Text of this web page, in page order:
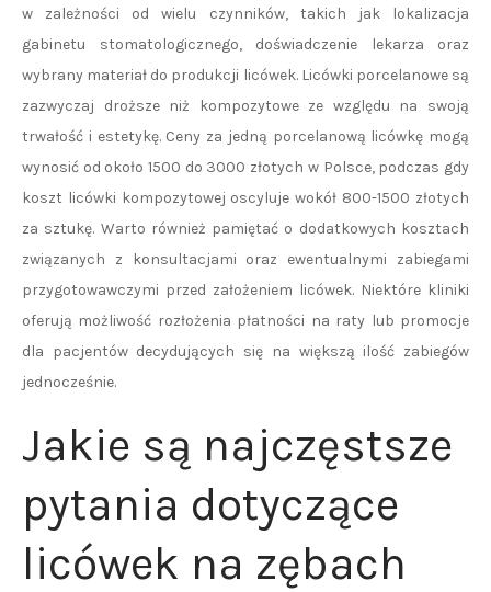
w zależności od wielu czynników, takich jak lokalizacja
gabinetu stomatologicznego, doświadczenie lekarza oraz
wybrany materiał do produkcji licówek. Licówki porcelanowe są
zazwyczaj droższe niż kompozytowe ze względu na swoją
trwałość i estetykę. Ceny za jedną porcelanową licówkę mogą
wynosić od około 1500 do 3000 złotych w Polsce, podczas gdy
koszt licówki kompozytowej oscyluje wokół 800-1500 złotych
za sztukę. Warto również pamiętać o dodatkowych kosztach
związanych z konsultacjami oraz ewentualnymi zabiegami
przygotowawczymi przed założeniem licówek. Niektóre kliniki
oferują możliwość rozłożenia płatności na raty lub promocje
dla pacjentów decydujących się na większą ilość zabiegów
jednocześnie.
Jakie są najczęstsze
pytania dotyczące
licówek na zębach